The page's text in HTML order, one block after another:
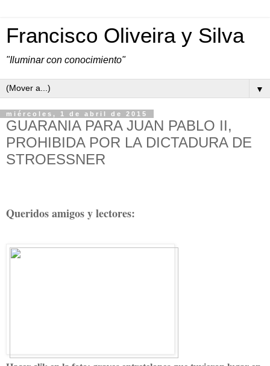
Francisco Oliveira y Silva
"Iluminar con conocimiento"
▼
miércoles, 1 de abril de 2015
GUARANIA PARA JUAN PABLO II,
PROHIBIDA POR LA DICTADURA DE
STROESSNER
Queridos amigos y lectores: